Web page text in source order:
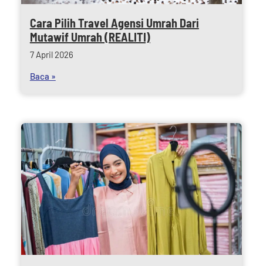
Cara Pilih Travel Agensi Umrah Dari
Mutawif Umrah (REALITI)
7 April 2026
Baca »